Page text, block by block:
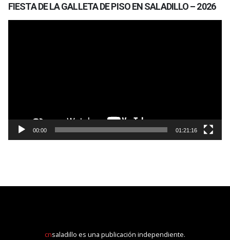
FIESTA DE LA GALLETA DE PISO EN SALADILLO – 2026
00:00 01:21:16
cnsaladillo es una publicación independiente.